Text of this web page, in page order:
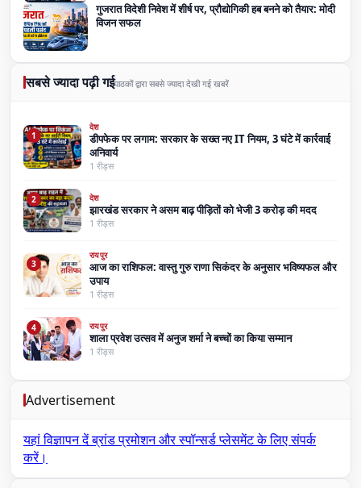
गुजरात विदेशी निवेश में शीर्ष पर, प्रौद्योगिकी हब बनने को तैयार: मोदी
विजन सफल
सबसे ज्यादा पढ़ी गईपाठकों द्वारा सबसे ज्यादा देखी गई खबरें
1
देश
डीपफेक पर लगाम: सरकार के सख्त नए IT नियम, 3 घंटे में कार्रवाई
अनिवार्य
1 रीड्स
2 देश
झारखंड सरकार ने असम बाढ़ पीड़ितों को भेजी 3 करोड़ की मदद
1 रीड्स
3
रायपुर
आज का राशिफल: वास्तु गुरु राणा सिकंदर के अनुसार भविष्यफल और
उपाय
1 रीड्स
4 रायपुर
शाला प्रवेश उत्सव में अनुज शर्मा ने बच्चों का किया सम्मान
1 रीड्स
Advertisement
यहां विज्ञापन देंब्रांड प्रमोशन और स्पॉन्सर्ड प्लेसमेंट के लिए संपर्क
करें।